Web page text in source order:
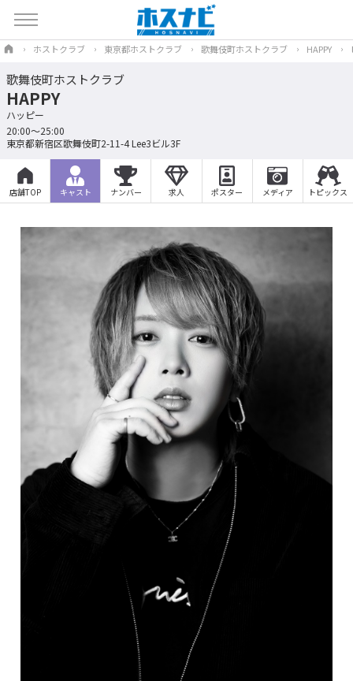
ホストクラブ 東京都ホストクラブ 歌舞伎町ホストクラブ HAPPY
歌舞伎町ホストクラブ
HAPPY
ハッピー
20:00～25:00
東京都新宿区歌舞伎町2-11-4 Lee3ビル3F
店舗TOP キャスト ナンバー 求人 ポスター メディア トピックス